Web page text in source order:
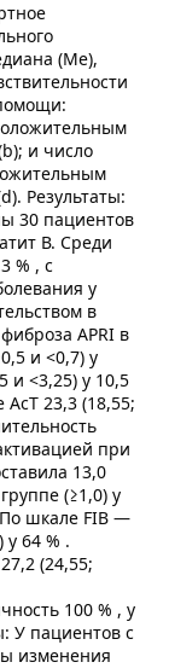
(Ме),
и число
Результаты:
30 пациентов
В. Среди
% , с
у
в
APRI в
и <0,7) у
и <3,25) у 10,5
АсТ 23,3 (18,55;
при
13,0
(≥1,0) у
По шкале FIB —
у 64 % .
(24,55;
100 % , у
У пациентов с
изменения